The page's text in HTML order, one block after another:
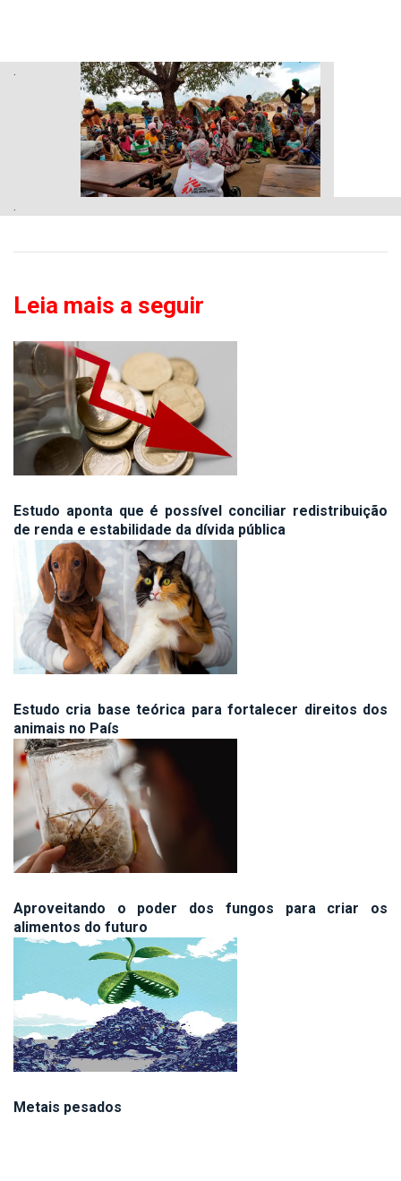
.
.
Leia mais a seguir
Estudo aponta que é possível conciliar redistribuição
de renda e estabilidade da dívida pública
Estudo cria base teórica para fortalecer direitos dos
animais no País
Aproveitando o poder dos fungos para criar os
alimentos do futuro
Metais pesados